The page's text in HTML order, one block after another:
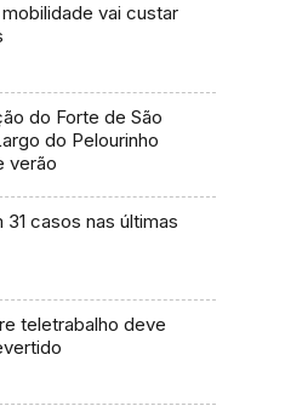
vai custar
do Forte de São
do Pelourinho
verão
casos nas últimas
teletrabalho deve